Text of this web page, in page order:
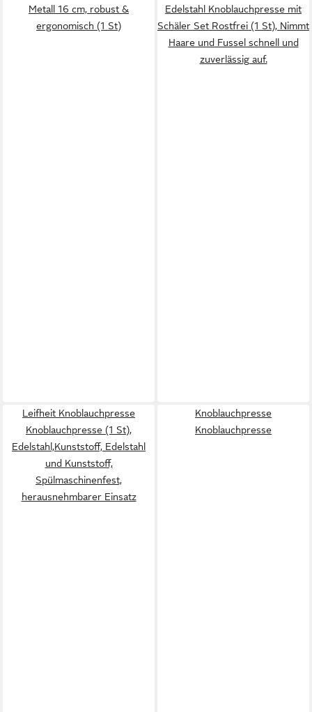
Metall 16 cm, robust &
ergonomisch (1 St)
Edelstahl Knoblauchpresse mit
Schäler Set Rostfrei (1 St), Nimmt
Haare und Fussel schnell und
zuverlässig auf.
Leifheit Knoblauchpresse
Knoblauchpresse (1 St),
Edelstahl,Kunststoff, Edelstahl
und Kunststoff,
Spülmaschinenfest,
herausnehmbarer Einsatz
Knoblauchpresse
Knoblauchpresse